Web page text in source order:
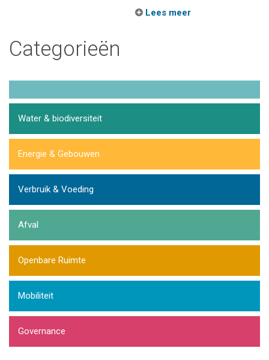
Lees meer
Categorieën
Water & biodiversiteit
Energie & Gebouwen
Verbruik & Voeding
Afval
Openbare Ruimte
Mobiliteit
Governance